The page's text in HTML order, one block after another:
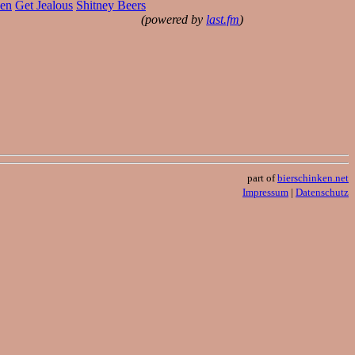
Get Jealous Shitney Beers
(powered by last.fm)
part ofbierschinken.net
Impressum | Datenschutz